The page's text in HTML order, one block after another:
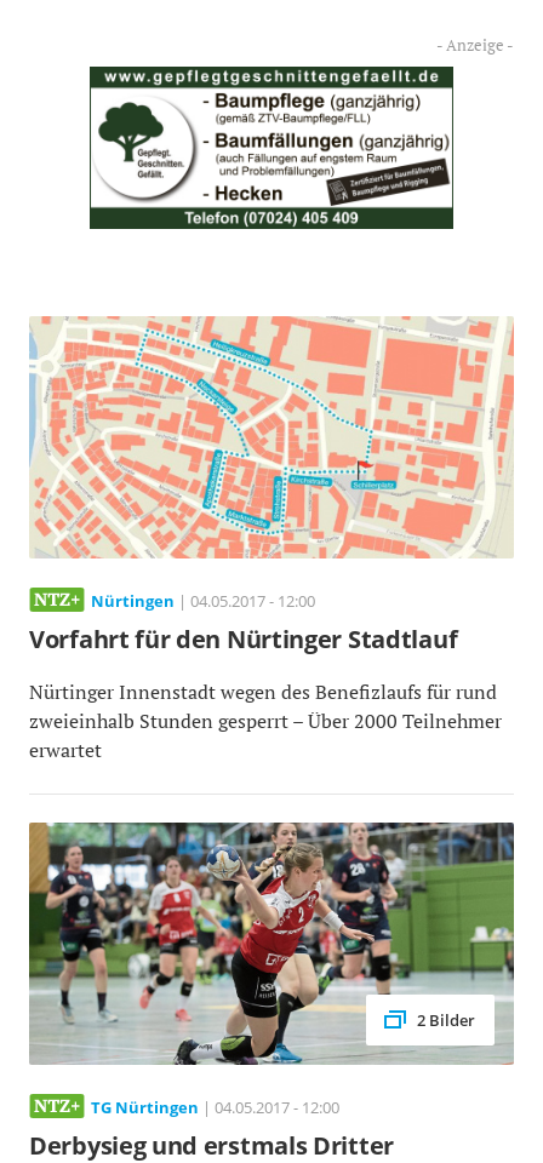
Nürtingen | 04.05.2017 - 12:00
Vorfahrt für den Nürtinger Stadtlauf
Nürtinger Innenstadt wegen des Benefizlaufs für rund
zweieinhalb Stunden gesperrt – Über 2000 Teilnehmer
erwartet
2 Bilder
TG Nürtingen | 04.05.2017 - 12:00
Derbysieg und erstmals Dritter